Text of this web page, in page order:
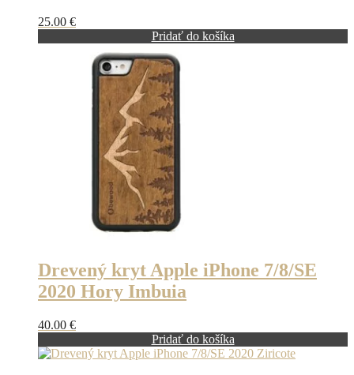
25.00 €
Pridať do košíka
Drevený kryt Apple iPhone 7/8/SE
2020 Hory Imbuia
40.00 €
Pridať do košíka